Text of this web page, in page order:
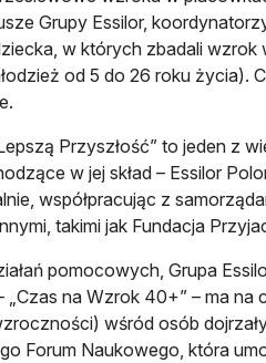
Grupy Essilor,
w których zbadali
od 5 do 26 roku życia).
Przyszłość” to jeden z
w jej skład – Essilor
współpracując z
takimi jak Fundacja
pomocowych, Grupa
„Czas na Wzrok 40+” – ma
wśród osób
Forum Naukowego, która